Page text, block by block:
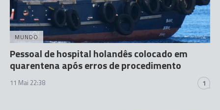
MUNDO
Pessoal de hospital holandês colocado em
quarentena após erros de procedimento
11 Mai 22:38 1